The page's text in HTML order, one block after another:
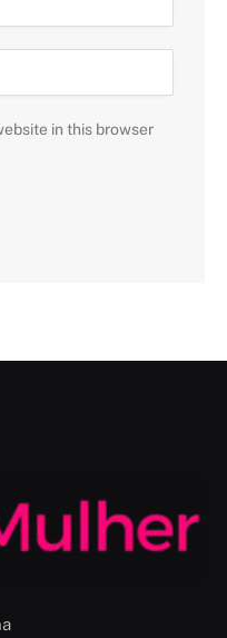
in this browser